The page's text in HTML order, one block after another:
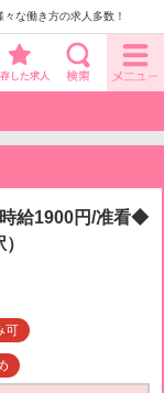
な働き方の求人多数！
した求人
給1900円/准看◆
可